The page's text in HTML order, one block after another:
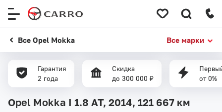
Все Opel Mokka Все марки
Гарантия
2 года
Скидка
до 300 000 ₽
от 0%
Opel Mokka I 1.8 AT, 2014, 121 667 км